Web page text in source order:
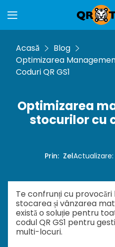
Acasă
Blog
Optimizarea
Coduri QR GS1
Optimizarea
stocurilor cu
Prin: ZelActualizare:
Te confrunți cu
stocarea și vânzarea
există o soluție pentru
codul QR GS1 pentru
multi-locuri.